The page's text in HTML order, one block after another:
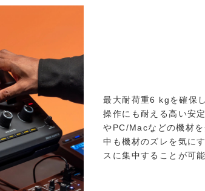
最大耐荷重6 kgを確保
操作にも耐える高い安
やPC/Macなどの機材
中も機材のズレを気に
スに集中することが可能